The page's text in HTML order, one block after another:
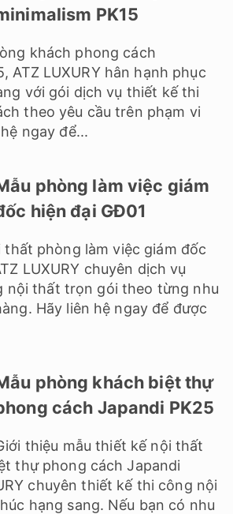
PK15
khách phong cách
ATZ LUXURY hân hạnh phục
với gói dịch vụ thiết kế thi
theo yêu cầu trên phạm vi
ngay để...
phòng làm việc giám
hiện đại GĐ01
thất phòng làm việc giám đốc
LUXURY chuyên dịch vụ
nội thất trọn gói theo từng nhu
Hãy liên hệ ngay để được
phòng khách biệt thự
cách Japandi PK25
thiệu mẫu thiết kế nội thất
thự phong cách Japandi
chuyên thiết kế thi công nội
hạng sang. Nếu bạn có nhu